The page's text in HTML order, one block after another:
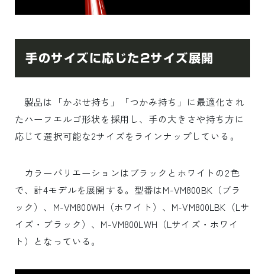
手のサイズに応じた2サイズ展開
製品は「かぶせ持ち」「つかみ持ち」に最適化され
たハーフエルゴ形状を採用し、手の大きさや持ち方に
応じて選択可能な2サイズをラインナップしている。
カラーバリエーションはブラックとホワイトの2色
で、計4モデルを展開する。型番はM-VM800BK（ブラ
ック）、M-VM800WH（ホワイト）、M-VM800LBK（Lサ
イズ・ブラック）、M-VM800LWH（Lサイズ・ホワイ
ト）となっている。